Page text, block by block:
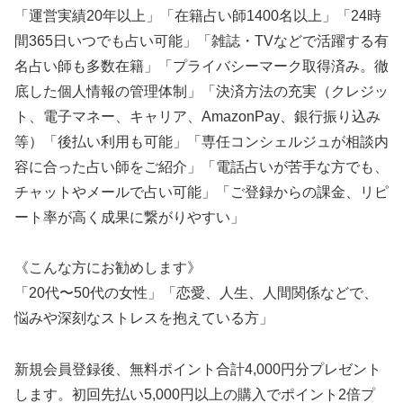
「運営実績20年以上」「在籍占い師1400名以上」「24時
間365日いつでも占い可能」「雑誌・TVなどで活躍する有
名占い師も多数在籍」「プライバシーマーク取得済み。徹
底した個人情報の管理体制」「決済方法の充実（クレジッ
ト、電子マネー、キャリア、AmazonPay、銀行振り込み
等）「後払い利用も可能」「専任コンシェルジュが相談内
容に合った占い師をご紹介」「電話占いが苦手な方でも、
チャットやメールで占い可能」「ご登録からの課金、リピ
ート率が高く成果に繋がりやすい」
《こんな方にお勧めします》
「20代〜50代の女性」「恋愛、人生、人間関係などで、
悩みや深刻なストレスを抱えている方」
新規会員登録後、無料ポイント合計4,000円分プレゼント
します。初回先払い5,000円以上の購入でポイント2倍プ